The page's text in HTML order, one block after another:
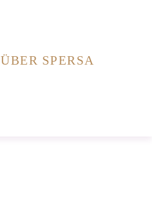
ÜBER SPERSA